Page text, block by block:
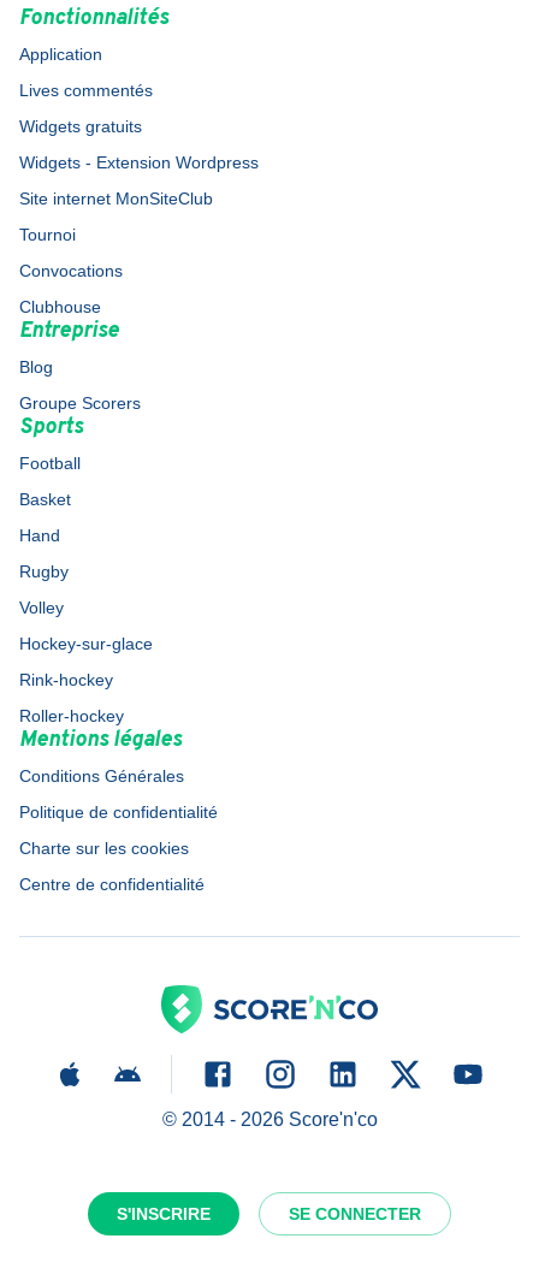
S'INSCRIRE SE CONNECTER
Fonctionnalités
Application
Lives commentés
Widgets gratuits
Widgets - Extension Wordpress
Site internet MonSiteClub
Tournoi
Convocations
Clubhouse
Entreprise
Blog
Groupe Scorers
Sports
Football
Basket
Hand
Rugby
Volley
Hockey-sur-glace
Rink-hockey
Roller-hockey
Mentions légales
Conditions Générales
Politique de confidentialité
Charte sur les cookies
Centre de confidentialité
© 2014 - 2026Score'n'co